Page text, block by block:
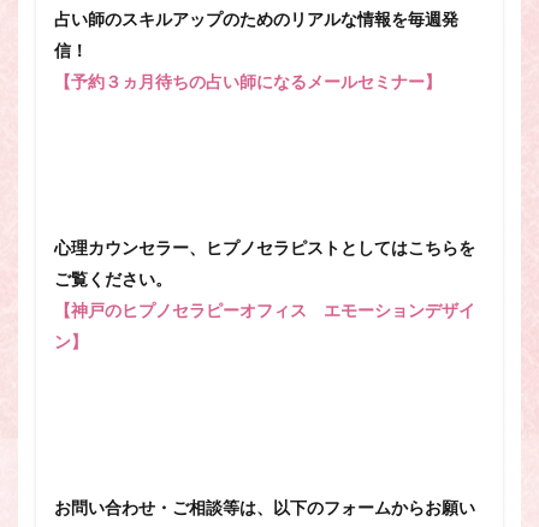
占い師のスキルアップのためのリアルな情報を毎週発
信！
【予約３ヵ月待ちの占い師になるメールセミナー】
心理カウンセラー、ヒプノセラピストとしてはこちらを
ご覧ください。
【神戸のヒプノセラピーオフィス エモーションデザイ
ン】
お問い合わせ・ご相談等は、以下のフォームからお願い